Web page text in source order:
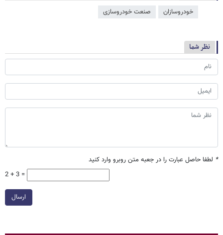
خودروسازان صنعت خودروسازی
نظر شما
* لطفا حاصل عبارت را در جعبه متن روبرو وارد کنید
2 + 3 =
ارسال